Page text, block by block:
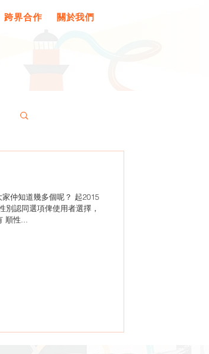
跨界合作 關於我們
仲知道幾多個呢？ 起2015
別認同選項俾使用者選擇，
性...